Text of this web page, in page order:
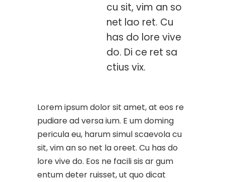
cu sit, vim an so
net lao ret. Cu
has do lore vive
do. Di ce ret sa
ctius vix.
Lorem ipsum dolor sit amet, at eos re
pudiare ad versa ium. E um doming
pericula eu, harum simul scaevola cu
sit, vim an so net la oreet. Cu has do
lore vive do. Eos ne facili sis ar gum
entum deter ruisset, ut quo dicat